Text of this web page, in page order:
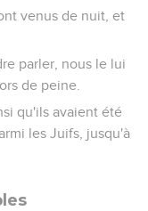
venus de nuit, et
parler, nous le lui
de peine.
qu'ils avaient été
les Juifs, jusqu'à